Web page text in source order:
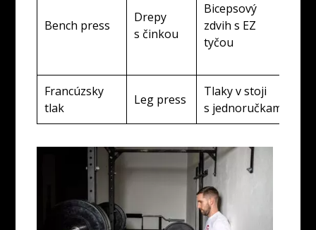
Bench press
Drepy
s činkou
Bicepsový
zdvih s EZ
tyčou
Francúzsky
tlak
Leg press
Tlaky v stoji
s jednoručkami